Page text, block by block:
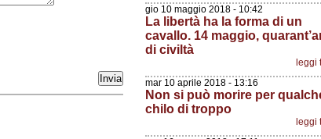
gio 10 maggio 2018 - 10:42
La libertà ha la forma di un
cavallo. 14 maggio,
di civiltà
leggi
mar 10 aprile 2018 - 13:16
Non si può morire per
chilo di troppo
leggi